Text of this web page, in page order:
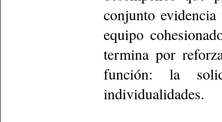
conjunto
equipo
termina por
función: la
individualidades.